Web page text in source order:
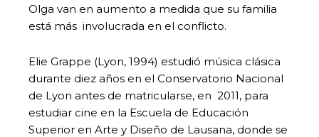
Olga van en aumento a medida que su familia
está más involucrada en el conflicto.
Elie Grappe (Lyon, 1994) estudió música clásica
durante diez años en el Conservatorio Nacional
de Lyon antes de matricularse, en 2011, para
estudiar cine en la Escuela de Educación
Superior en Arte y Diseño de Lausana, donde se